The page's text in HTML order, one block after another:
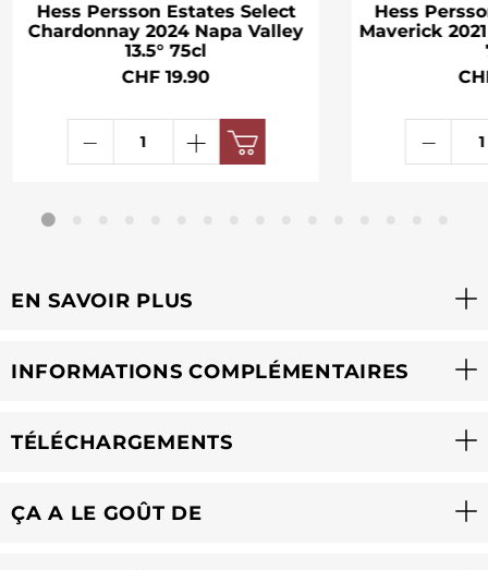
Hess Persson Estates Select
Chardonnay 2024 Napa Valley
13.5° 75cl
CHF 19.90
Hess
Maverick
EN SAVOIR PLUS
INFORMATIONS COMPLÉMENTAIRES
TÉLÉCHARGEMENTS
ÇA A LE GOÛT DE